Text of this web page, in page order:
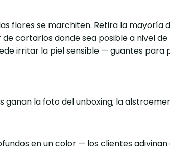
flores se marchiten. Retira la
cortarlos donde sea posible a nivel
irritar la piel sensible — guantes
la foto del unboxing; la
en un color — los clientes